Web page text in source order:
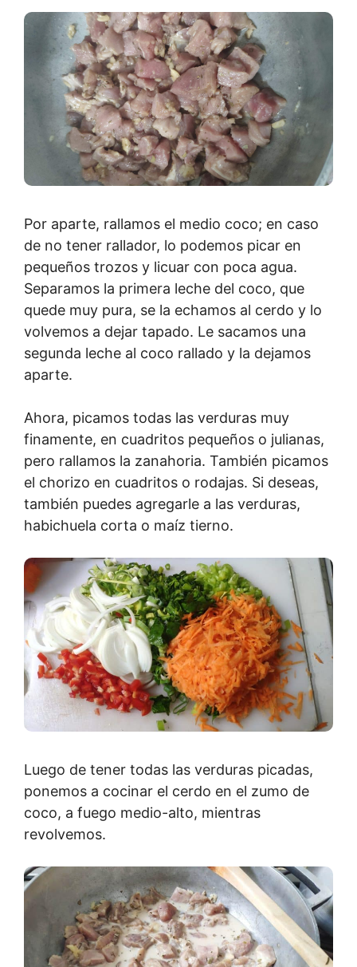
Por aparte, rallamos el medio coco; en caso
de no tener rallador, lo podemos picar en
pequeños trozos y licuar con poca agua.
Separamos la primera leche del coco, que
quede muy pura, se la echamos al cerdo y lo
volvemos a dejar tapado. Le sacamos una
segunda leche al coco rallado y la dejamos
aparte.
Ahora, picamos todas las verduras muy
finamente, en cuadritos pequeños o julianas,
pero rallamos la zanahoria. También picamos
el chorizo en cuadritos o rodajas. Si deseas,
también puedes agregarle a las verduras,
habichuela corta o maíz tierno.
Luego de tener todas las verduras picadas,
ponemos a cocinar el cerdo en el zumo de
coco, a fuego medio-alto, mientras
revolvemos.